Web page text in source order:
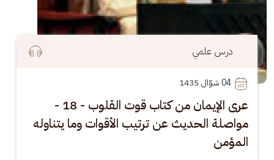
درس علمي
04
عرى الإيمان من كتاب قوت القلوب - 18 -
مواصلة الحديث عن ترتيب الأقوات وما يتناوله
المؤمن